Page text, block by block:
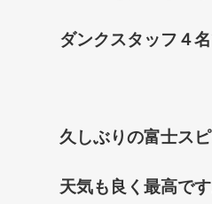
ダンクスタッフ４
久しぶりの富士ス
天気も良く最高です